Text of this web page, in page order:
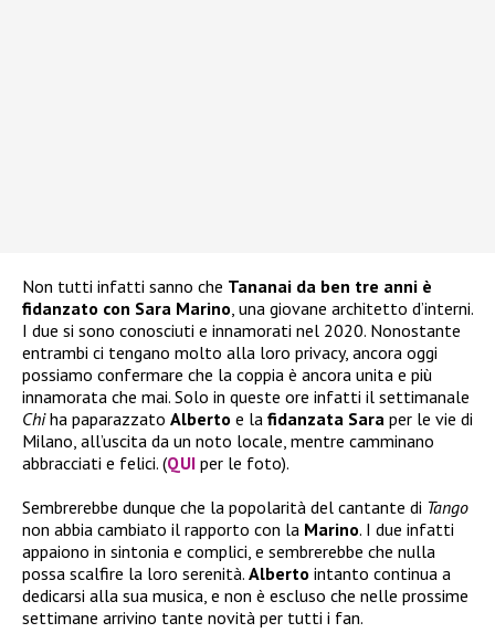
Non tutti infatti sanno che Tananai da ben tre anni è
fidanzato con Sara Marino, una giovane architetto d’interni.
I due si sono conosciuti e innamorati nel 2020. Nonostante
entrambi ci tengano molto alla loro privacy, ancora oggi
possiamo confermare che la coppia è ancora unita e più
innamorata che mai. Solo in queste ore infatti il settimanale
Chiha paparazzato Alberto e la fidanzata Sara per le vie di
Milano, all’uscita da un noto locale, mentre camminano
abbracciati e felici. (QUI per le foto).
Sembrerebbe dunque che la popolarità del cantante di Tango
non abbia cambiato il rapporto con la Marino. I due infatti
appaiono in sintonia e complici, e sembrerebbe che nulla
possa scalfire la loro serenità. Alberto intanto continua a
dedicarsi alla sua musica, e non è escluso che nelle prossime
settimane arrivino tante novità per tutti i fan.